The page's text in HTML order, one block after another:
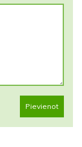
Pievienot